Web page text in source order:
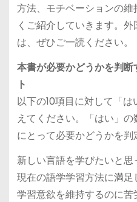
方法、モチベーションの
くご紹介していきます。
は、ぜひご一読ください。
本書が必要かどうかを判
ト
以下の10項目に対して「
えてください。「はい」
にとって必要かどうかを判
新しい言語を学びたいと思
現在の語学学習方法に満足
学習意欲を維持するのに苦